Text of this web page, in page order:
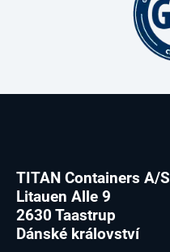
TITAN Containers A/S
Litauen Alle 9
2630 Taastrup
Dánské království